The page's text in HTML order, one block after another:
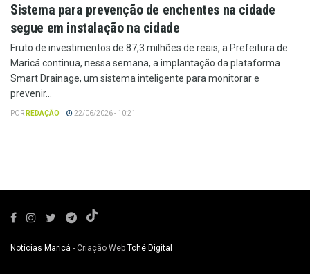
Sistema para prevenção de enchentes na cidade
segue em instalação na cidade
Fruto de investimentos de 87,3 milhões de reais, a Prefeitura de
Maricá continua, nessa semana, a implantação da plataforma
Smart Drainage, um sistema inteligente para monitorar e
prevenir...
POR REDAÇÃO 22/06/2026 - 10:21
Notícias Maricá - Criação Web Tchê Digital